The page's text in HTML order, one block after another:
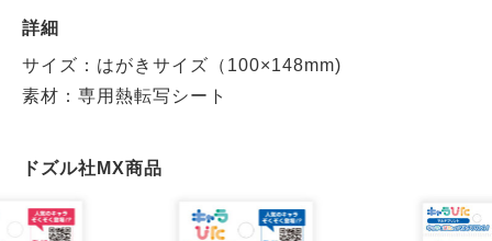
詳細
サイズ：はがきサイズ（100×148mm)
素材：専用熱転写シート
ドズル社MX商品